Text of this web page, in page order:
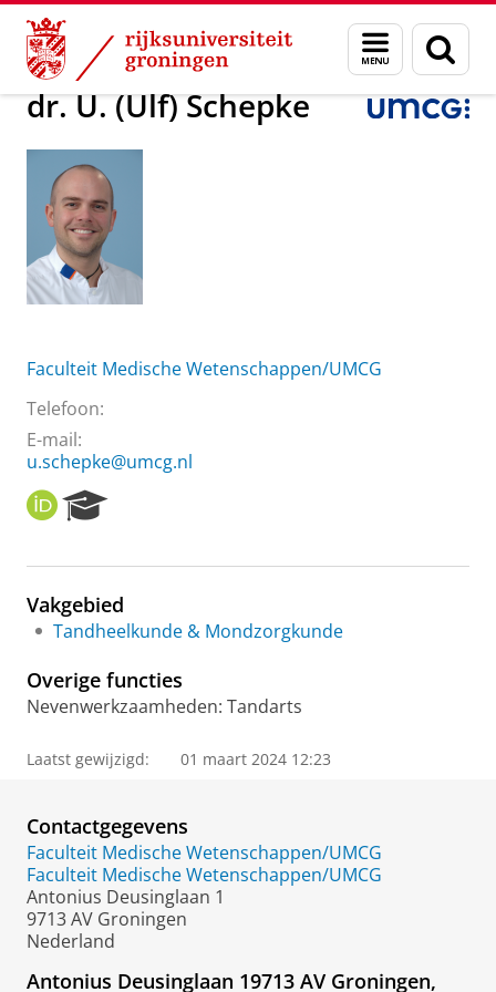
Skip
Content
Skip
Navigation
Menu
en
zoeken
Over ons dr. U. (Ulf) Schepke
dr. U. (Ulf) Schepke
Faculteit Medische Wetenschappen/UMCG
Telefoon:
E-mail:
u.schepke@umcg.nl
O
R
I
e
r
c
P
o
a
Vakgebied
Tandheelkunde & Mondzorgkunde
Overige functies
Nevenwerkzaamheden: Tandarts
Laatst gewijzigd: 01 maart 2024 12:23
Contactgegevens
Faculteit Medische Wetenschappen/UMCG
Faculteit Medische Wetenschappen/UMCG
Antonius Deusinglaan 1
9713 AV Groningen
Nederland
Antonius Deusinglaan 19713 AV Groningen,